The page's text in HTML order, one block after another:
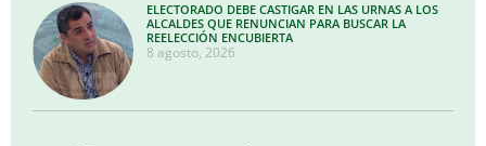
ELECTORADO DEBE CASTIGAR EN LAS URNAS A LOS
ALCALDES QUE RENUNCIAN PARA BUSCAR LA
REELECCIÓN ENCUBIERTA
8 agosto, 2026